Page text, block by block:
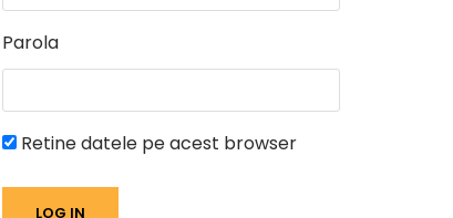
Parola
Retine datele pe acest browser